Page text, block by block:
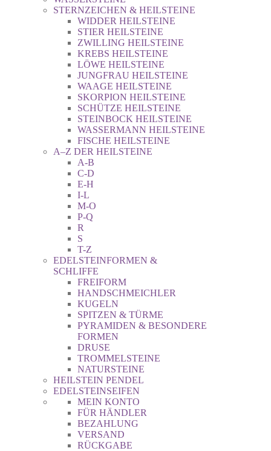
STERNZEICHEN & HEILSTEINE
WIDDER HEILSTEINE
STIER HEILSTEINE
ZWILLING HEILSTEINE
KREBS HEILSTEINE
LÖWE HEILSTEINE
JUNGFRAU HEILSTEINE
WAAGE HEILSTEINE
SKORPION HEILSTEINE
SCHÜTZE HEILSTEINE
STEINBOCK HEILSTEINE
WASSERMANN HEILSTEINE
FISCHE HEILSTEINE
A–Z DER HEILSTEINE
A-B
C-D
E-H
I-L
M-O
P-Q
R
S
T-Z
EDELSTEINFORMEN &
SCHLIFFE
FREIFORM
HANDSCHMEICHLER
KUGELN
SPITZEN & TÜRME
PYRAMIDEN & BESONDERE
FORMEN
DRUSE
TROMMELSTEINE
NATURSTEINE
HEILSTEIN PENDEL
EDELSTEINSEIFEN
MEIN KONTO
FÜR HÄNDLER
BEZAHLUNG
VERSAND
RÜCKGABE